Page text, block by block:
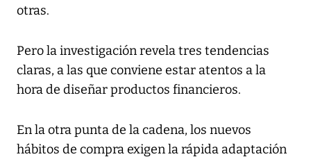
otras.
Pero la investigación revela tres tendencias
claras, a las que conviene estar atentos a la
hora de diseñar productos financieros.
En la otra punta de la cadena, los nuevos
hábitos de compra exigen la rápida adaptación